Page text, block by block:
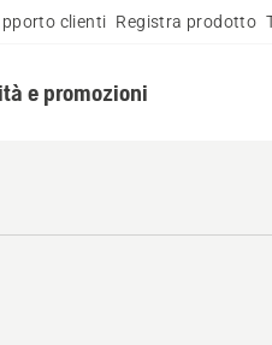
clienti Registra prodotto
e promozioni